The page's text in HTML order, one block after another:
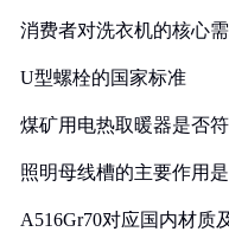
消费者对洗衣机的核心
U型螺栓的国家标准
煤矿用电热取暖器是否
照明母线槽的主要作用
A516Gr70对应国内材质